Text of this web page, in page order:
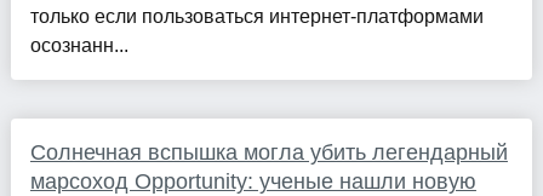
только если пользоваться интернет-платформами
осознанн...
Солнечная вспышка могла убить легендарный
марсоход Opportunity: ученые нашли новую